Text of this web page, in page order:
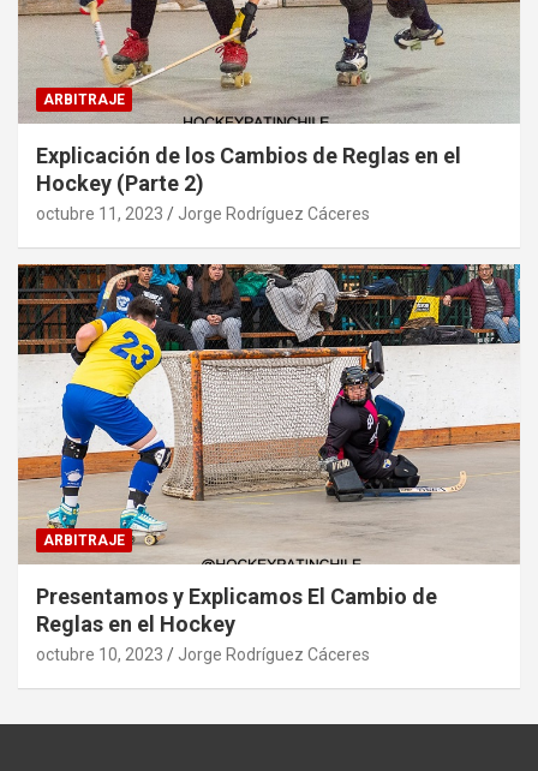
ARBITRAJE
Explicación de los Cambios de Reglas en el
Hockey (Parte 2)
octubre 11, 2023 Jorge Rodríguez Cáceres
ARBITRAJE
Presentamos y Explicamos El Cambio de
Reglas en el Hockey
octubre 10, 2023 Jorge Rodríguez Cáceres